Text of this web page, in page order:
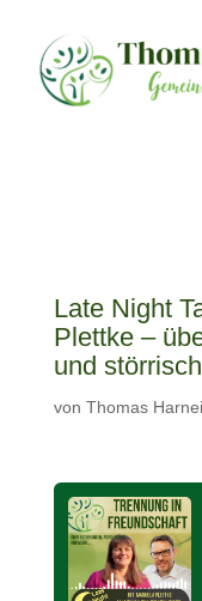
Late Night
Plettke –
und
von Thomas